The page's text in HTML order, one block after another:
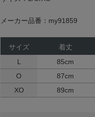
メーカー品番：my91859
サイズ 着丈
L
85cm
O
87cm
XO
89cm